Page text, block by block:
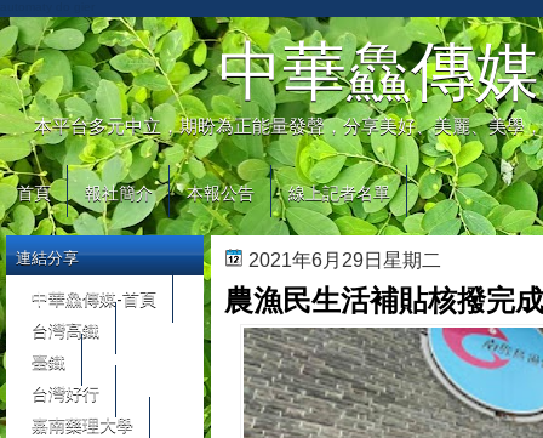
中華鱻傳媒
本平台多元中立，期盼為正能量發聲，分享美好、美麗、美學
首頁 報社簡介 本報公告 線上記者名單
2021年6月29日星期二
農漁民生活補貼核撥完
連結分享
中華鱻傳媒-首頁
台灣高鐵
臺鐵
台灣好行
嘉南藥理大學